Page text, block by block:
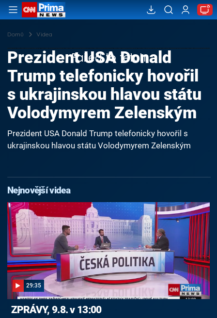
Domů Videa
Failed to fetch
Prezident USA Donald
Trump telefonicky hovořil
s ukrajinskou hlavou státu
Volodymyrem Zelenským
Prezident USA Donald Trump telefonicky hovořil s
ukrajinskou hlavou státu Volodymyrem Zelenským
Nejnovější videa
29:35
ZPRÁVY, 9.8. v 13:00